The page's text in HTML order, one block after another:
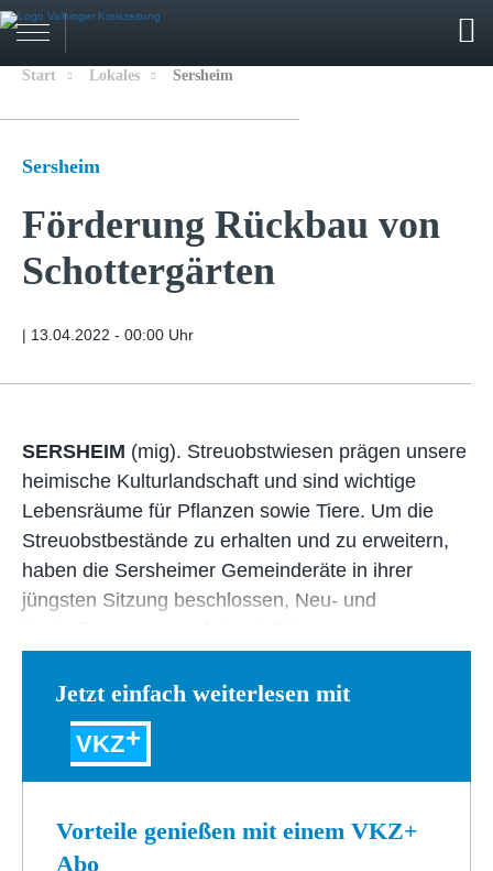
Start Lokales Sersheim
Sersheim
Förderung Rückbau von
Schottergärten
| 13.04.2022 - 00:00 Uhr
SERSHEIM (mig). Streuobstwiesen prägen unsere
heimische Kulturlandschaft und sind wichtige
Lebensräume für Pflanzen sowie Tiere. Um die
Streuobstbestände zu erhalten und zu erweitern,
haben die Sersheimer Gemeinderäte in ihrer
jüngsten Sitzung beschlossen, Neu- und
Jetzt einfach weiterlesen mit
VKZ
Vorteile genießen mit einem VKZ+
Abo